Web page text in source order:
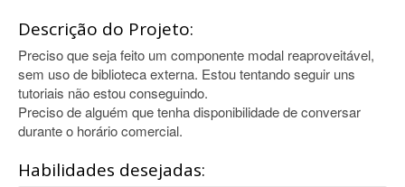
Descrição do Projeto:
Preciso que seja feito um componente modal reaproveitável,
sem uso de biblioteca externa. Estou tentando seguir uns
tutoriais não estou conseguindo.
Preciso de alguém que tenha disponibilidade de conversar
durante o horário comercial.
Habilidades desejadas: